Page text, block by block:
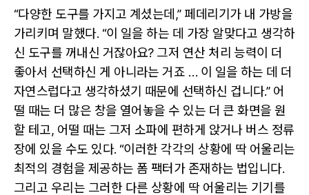
“다양한 도구를 가지고 계셨는데,” 페데리기가 내 가방을
가리키며 말했다. “이 일을 하는 데 가장 알맞다고 생각하
신 도구를 꺼내신 거잖아요? 그저 연산 처리 능력이 더
좋아서 선택하신 게 아니라는 거죠 … 이 일을 하는 데 더
자연스럽다고 생각하셨기 때문에 선택하신 겁니다.” 어
떨 때는 더 많은 창을 열어놓을 수 있는 더 큰 화면을 원
할 테고, 어떨 때는 그저 소파에 편하게 앉거나 버스 정류
장에 있을 수도 있다. “이러한 각각의 상황에 딱 어울리는
최적의 경험을 제공하는 폼 팩터가 존재하는 법입니다.
그리고 우리는 그러한 다른 상황에 딱 어울리는 기기를